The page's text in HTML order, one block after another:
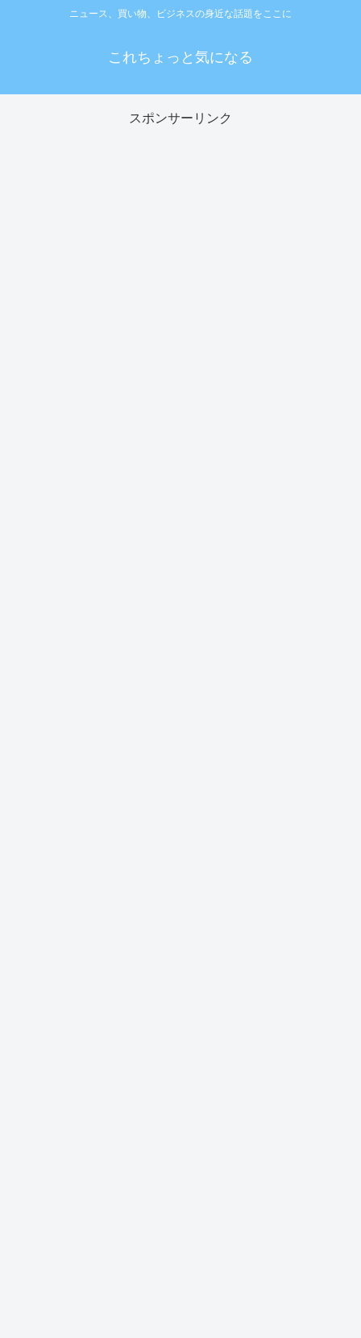
ニュース、買い物、ビジネスの身近な話題をここに
これちょっと気になる
スポンサーリンク